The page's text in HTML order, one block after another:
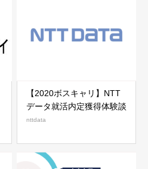
【2020ボスキャリ】NTT
データ就活内定獲得体験談
nttdata